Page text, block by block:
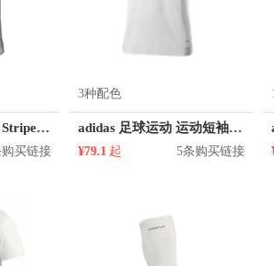
adidas/阿迪达斯 Lil Stripe Nmbr 足球印花圆领短袖T恤 GE4686 GE4687
购买链接
3种配色
adidas 足球运动 运动短袖球衣 AO1653
¥79.1 起 5条购买链接